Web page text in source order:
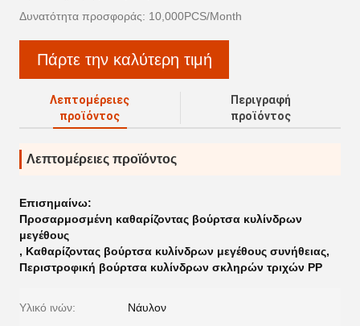
Δυνατότητα προσφοράς: 10,000PCS/Month
Πάρτε την καλύτερη τιμή
Λεπτομέρειες
προϊόντος
Περιγραφή
προϊόντος
Λεπτομέρειες προϊόντος
Επισημαίνω:
Προσαρμοσμένη καθαρίζοντας βούρτσα κυλίνδρων
μεγέθους
, Καθαρίζοντας βούρτσα κυλίνδρων μεγέθους συνήθειας,
Περιστροφική βούρτσα κυλίνδρων σκληρών τριχών PP
Υλικό ινών: Νάυλον